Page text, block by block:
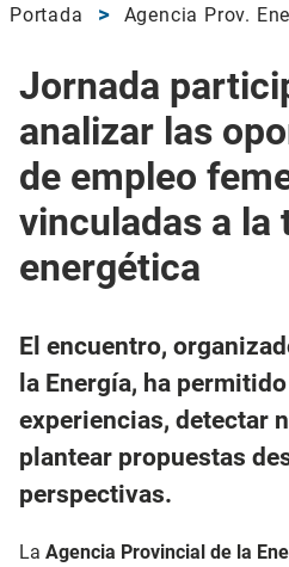
Portada Agencia Prov.
Jornada
analizar las
de empleo
vinculadas a la
energética
El encuentro,
la Energía, ha
experiencias, detectar
plantear propuestas
perspectivas.
La Agencia Provincial de la